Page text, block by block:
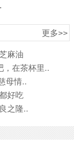
更多>>
麻油
，在茶杯里..
母情..
好吃
之隆..